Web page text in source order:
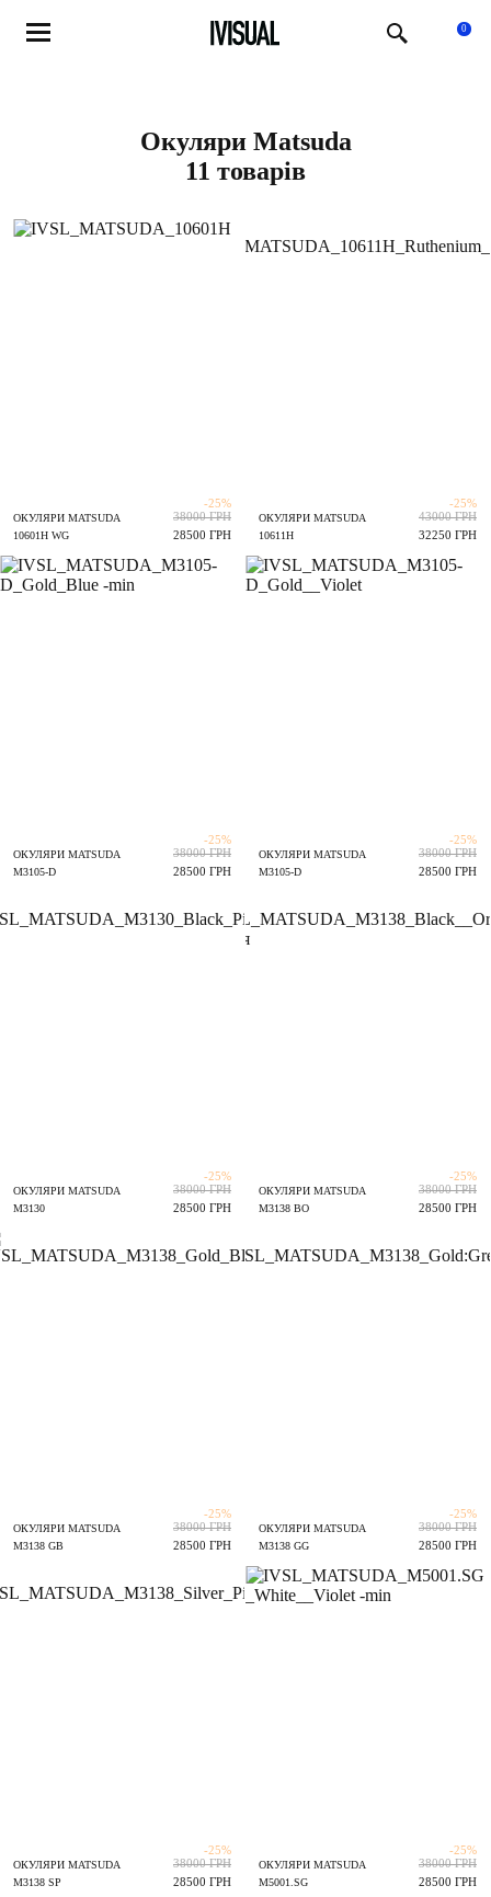
0
Matsuda
Окуляри Matsuda
11 товарів
ОКУЛЯРИ MATSUDA
10601H WG
38000 ГРН
-25%
28500 ГРН
ОКУЛЯРИ MATSUDA
10611H
43000 ГРН
-25%
32250 ГРН
ОКУЛЯРИ MATSUDA
M3105-D
38000 ГРН
-25%
28500 ГРН
ОКУЛЯРИ MATSUDA
M3105-D
38000 ГРН
-25%
28500 ГРН
ОКУЛЯРИ MATSUDA
M3130
38000 ГРН
-25%
28500 ГРН
ОКУЛЯРИ MATSUDA
M3138 BO
38000 ГРН
-25%
28500 ГРН
ОКУЛЯРИ MATSUDA
M3138 GB
38000 ГРН
-25%
28500 ГРН
ОКУЛЯРИ MATSUDA
M3138 GG
38000 ГРН
-25%
28500 ГРН
ОКУЛЯРИ MATSUDA
M3138 SP
38000 ГРН
-25%
28500 ГРН
ОКУЛЯРИ MATSUDA
M5001.SG
38000 ГРН
-25%
28500 ГРН